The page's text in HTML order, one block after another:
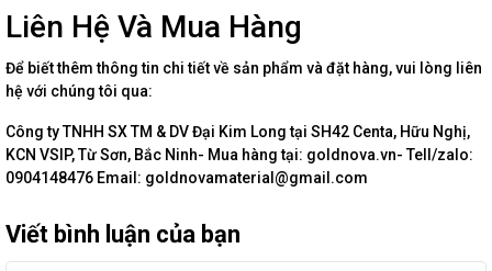
Liên Hệ Và Mua Hàng
Để biết thêm thông tin chi tiết về sản phẩm và đặt hàng, vui lòng liên
hệ với chúng tôi qua:
Công ty TNHH SX TM & DV Đại Kim Long tại SH42 Centa, Hữu Nghị,
KCN VSIP, Từ Sơn, Bắc Ninh- Mua hàng tại: goldnova.vn- Tell/zalo:
0904148476 Email: goldnovamaterial@gmail.com
Viết bình luận của bạn